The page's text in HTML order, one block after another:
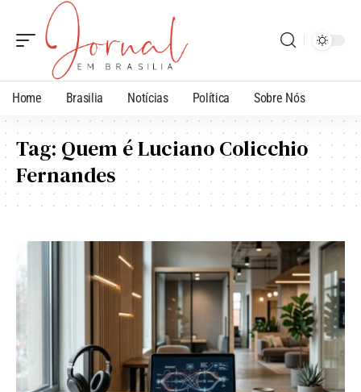
Home Brasilia Notícias Política Sobre Nós
Tag: Quem é Luciano Colicchio
Fernandes